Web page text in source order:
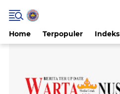
Home Terpopuler Indeks